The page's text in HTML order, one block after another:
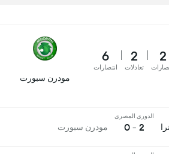
2
2
تعادلات
6
انتصارات
مودرن سبورت
الدوري المصري
2 - 0 مودرن سبورت